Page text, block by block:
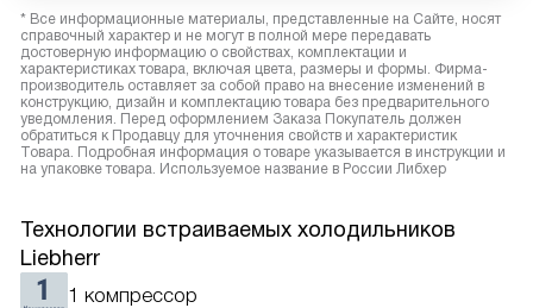
* Все информационные материалы, представленные на Сайте, носят
справочный характер и не могут в полной мере передавать
достоверную информацию о свойствах, комплектации и
характеристиках товара, включая цвета, размеры и формы. Фирма-
производитель оставляет за собой право на внесение изменений в
конструкцию, дизайн и комплектацию товара без предварительного
уведомления. Перед оформлением Заказа Покупатель должен
обратиться к Продавцу для уточнения свойств и характеристик
Товара. Подробная информация о товаре указывается в инструкции и
на упаковке товара. Используемое название в России Либхер
Технологии встраиваемых холодильников
Liebherr
1 компрессор